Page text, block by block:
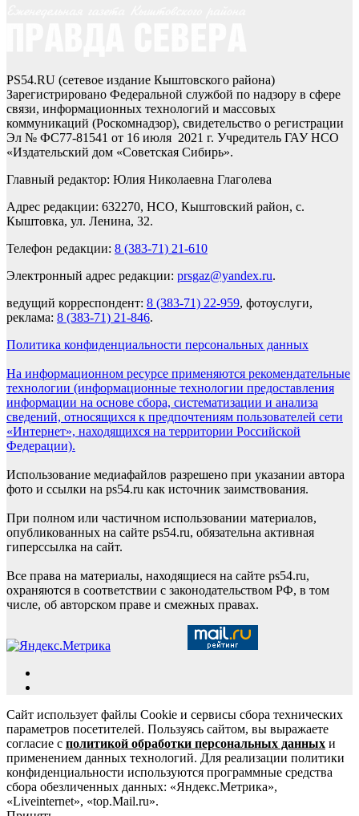
PS54.RU (сетевое издание Кыштовского района)
Зарегистрировано Федеральной службой по надзору в сфере
связи, информационных технологий и массовых
коммуникаций (Роскомнадзор), свидетельство о регистрации
Эл № ФС77-81541 от 16 июля 2021 г. Учредитель ГАУ НСО
«Издательский дом «Советская Сибирь».
Главный редактор: Юлия Николаевна Глаголева
Адрес редакции: 632270, НСО, Кыштовский район, с.
Кыштовка, ул. Ленина, 32.
Телефон редакции: 8 (383-71) 21-610
Электронный адрес редакции: prsgaz@yandex.ru.
ведущий корреспондент: 8 (383-71) 22-959, фотоуслуги,
реклама: 8 (383-71) 21-846.
Политика конфиденциальности персональных данных
На информационном ресурсе применяются рекомендательные
технологии (информационные технологии предоставления
информации на основе сбора, систематизации и анализа
сведений, относящихся к предпочтениям пользователей сети
«Интернет», находящихся на территории Российской
Федерации).
Использование медиафайлов разрешено при указании автора
фото и ссылки на ps54.ru как источник заимствования.
При полном или частичном использовании материалов,
опубликованных на сайте ps54.ru, обязательна активная
гиперссылка на сайт.
Все права на материалы, находящиеся на сайте ps54.ru,
охраняются в соответствии с законодательством РФ, в том
числе, об авторском праве и смежных правах.
Сайт использует файлы Cookie и сервисы сбора технических
параметров посетителей. Пользуясь сайтом, вы выражаете
согласие с политикой обработки персональных данных и
применением данных технологий. Для реализации политики
конфиденциальности используются программные средства
сбора обезличенных данных: «Яндекс.Метрика»,
«Liveinternet», «top.Mail.ru».